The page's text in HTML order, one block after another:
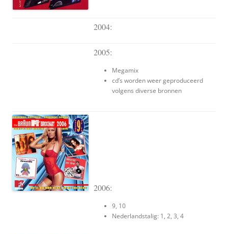
2004:
2005:
Megamix
cd’s worden weer geproduceerd
volgens diverse bronnen
2006:
9, 10
Nederlandstalig: 1, 2, 3, 4